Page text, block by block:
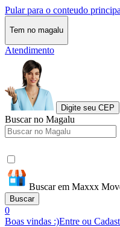
Pular para o conteudo
Tem no magalu
Atendimento
Digite seu CEP
Buscar no Magalu
Buscar em Maxxx
Buscar
0
Boas vindas :)Entre ou